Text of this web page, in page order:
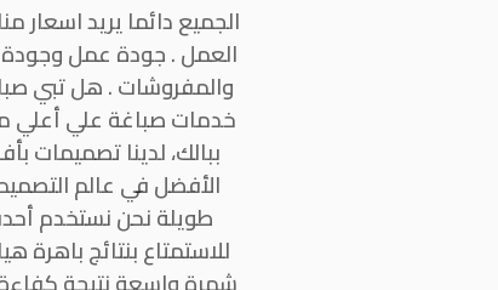
الجميع دائما يريد اسعار
العمل . جودة عمل وجودة
والمفروشات . هل تبي
خدمات صباغة علي أعلي
ببالك، لدينا تصميمات
الأفضل في عالم
طويلة نحن نستخدم
للاستمتاع بنتائج